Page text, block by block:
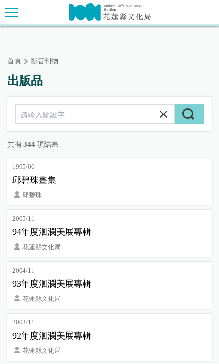
跳
到
主
主要內容區塊
首頁 影音刊物
出版品
共有 344 項結果
1995/06
邱碧珠畫集
邱碧珠
2005/11
94年度洄瀾美展專輯
花蓮縣文化局
2004/11
93年度洄瀾美展專輯
花蓮縣文化局
2003/11
92年度洄瀾美展專輯
花蓮縣文化局